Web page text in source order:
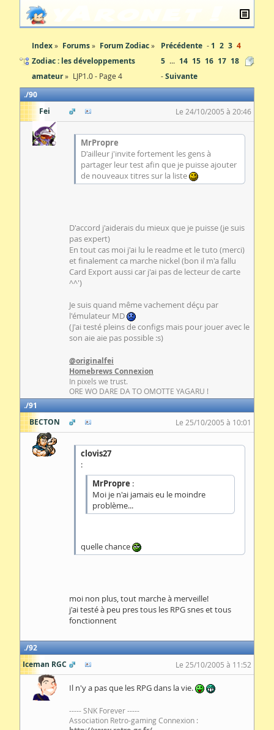
Index Forums
Forum Zodiac
Zodiac : les développements
amateur
LJP1.0 - Page 4
Précédente 1 2 3 4
5 ... 14 15 16 17 18
Suivante
90
Fei
Le 24/10/2005 à 20:46
MrPropre
D'ailleur j'invite fortement les gens à
partager leur test afin que je puisse ajouter
de nouveaux titres sur la liste
D'accord j'aiderais du mieux que je puisse (je suis
pas expert)
En tout cas moi j'ai lu le readme et le tuto (merci)
et finalement ca marche nickel (bon il m'a fallu
Card Export aussi car j'ai pas de lecteur de carte
^^')
Je suis quand même vachement déçu par
l'émulateur MD
(J'ai testé pleins de configs mais pour jouer avec le
son aie aie pas possible :s)
@originalfei
Homebrews Connexion
In pixels we trust.
ORE WO DARE DA TO OMOTTE YAGARU !
91
BECTON
Le 25/10/2005 à 10:01
clovis27
:
MrPropre :
Moi je n'ai jamais eu le moindre
problème...
quelle chance
moi non plus, tout marche à merveille!
j'ai testé à peu pres tous les RPG snes et tous
fonctionnent
92
Iceman RGC
Le 25/10/2005 à 11:52
Il n'y a pas que les RPG dans la vie.
----- SNK Forever -----
Association Retro-gaming Connexion :